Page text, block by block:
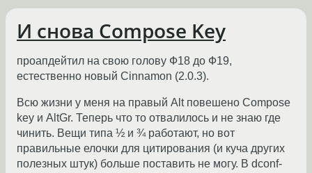
И снова Compose Key
проапдейтил на свою голову Ф18 до Ф19,
естественно новый Сinnamon (2.0.3).
Всю жизни у меня на правый Alt повешено Compose
key и AltGr. Теперь что то отвалилось и не знаю где
чинить. Вещи типа ½ и ¾ работают, но вот
правильные елочки для цитирования (и куча других
полезных штук) больше поставить не могу. В dconf-